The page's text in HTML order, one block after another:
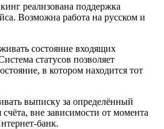
реализована поддержка
Возможна работа на русском и
состояние входящих
статусов позволяет
в котором находится тот
выписку за определённый
вне зависимости от момента
банк.